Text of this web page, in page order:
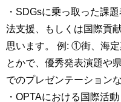
・SDGsに乗っ取った課
法支援、もしくは国際貢
思います。 例: ①街、海
とかで、優秀発表演題や
でのプレゼンテーションな
・OPTAにおける国際活